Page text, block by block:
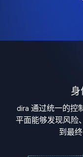
身
dira 通过统一的控
平面能够发现风险
到最